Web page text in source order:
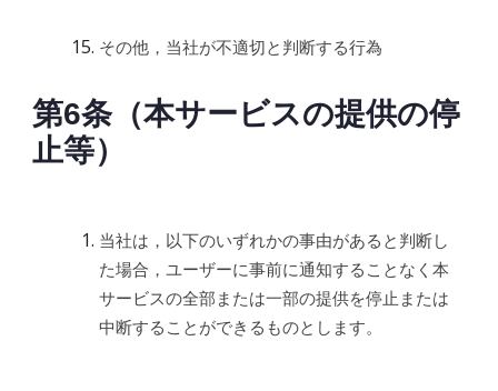
その他，当社が不適切と判断する行為
第6条（本サービスの提供の停
止等）
当社は，以下のいずれかの事由があると判断し
た場合，ユーザーに事前に通知することなく本
サービスの全部または一部の提供を停止または
中断することができるものとします。